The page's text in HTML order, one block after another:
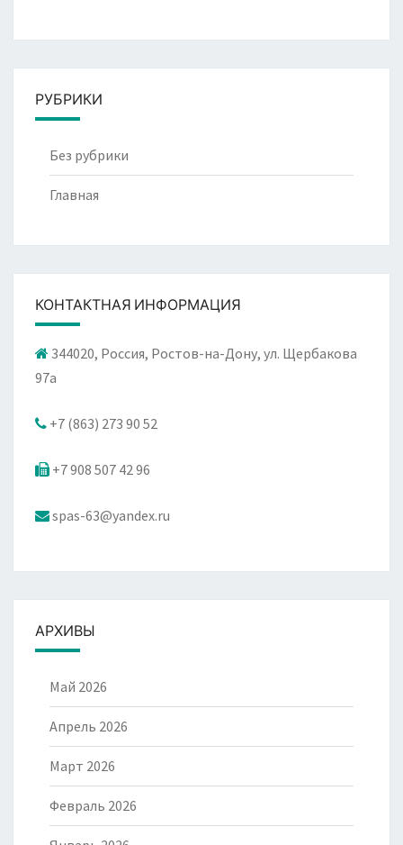
РУБРИКИ
Без рубрики
Главная
КОНТАКТНАЯ ИНФОРМАЦИЯ
344020, Россия, Ростов-на-Дону, ул. Щербакова
97а
+7 (863) 273 90 52
+7 908 507 42 96
spas-63@yandex.ru
АРХИВЫ
Май 2026
Апрель 2026
Март 2026
Февраль 2026